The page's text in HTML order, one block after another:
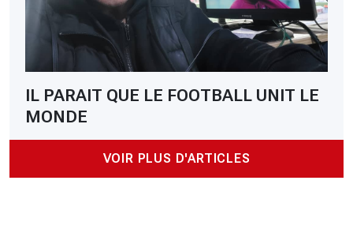
IL PARAIT QUE LE FOOTBALL UNIT LE
MONDE
VOIR PLUS D'ARTICLES